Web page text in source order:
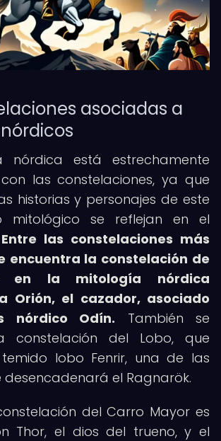
asociadas a
nórdica está estrechamente
las constelaciones, ya que
historias y personajes de este
mitológico se reflejan en el
Entre las constelaciones más
encuentra la constelación de
en la mitología nórdica
Orión, el cazador, asociado
nórdico Odín. También se
constelación del Lobo, que
lobo Fenrir, una de las
el Ragnarök.
del Carro Mayor es
Thor, el dios del trueno, y el